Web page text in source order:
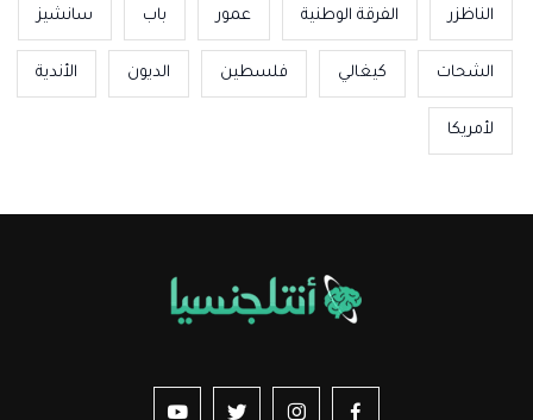
الناظزر الفرقة الوطنية عمور باب سانشيز
الشحات كيغالي فلسطين الديون الأندية
لأمريكا
Suivez-nous sur Facebook
nous sur Instagram
nous sur Twitter